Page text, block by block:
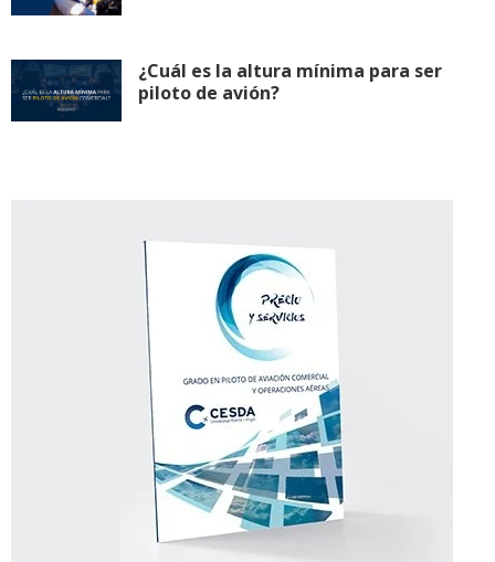
¿Cuál es la altura mínima para ser
piloto de avión?